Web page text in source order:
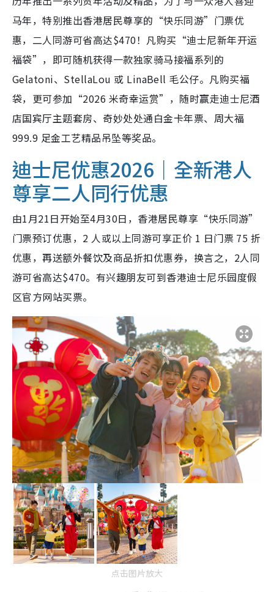
马年，特别推出香港居民尊享的“快乐同游”门票优
惠，二人同游可省高达$470！凡购买“迪士尼新年开运
福袋”，即可随机获得一款独家骑马接福系列的
Gelatoni、StellaLou 或 LinaBell 毛公仔。凡购买福
袋，更可参加“2026 米奇幸运赏”，随时赢走迪士尼酒
店国宾厅主题套房、奇妙处处通白金卡年票、周大福
999.9 足金工艺精品吊坠等奖品。
迪士尼优惠2026｜全新港人
尊享二人同行优惠
由1月21日开始至4月30日，香港居民尊享“快乐同游”
门票预订优惠，2 人或以上同游可享正价 1 日门票 75 折
优惠，再送额外餐饮及商品折扣优惠券，换言之，2人同
游可省高达$470。有兴趣朋友可到香港迪士尼乐园度假
区官方网站买票。
点击图片放大